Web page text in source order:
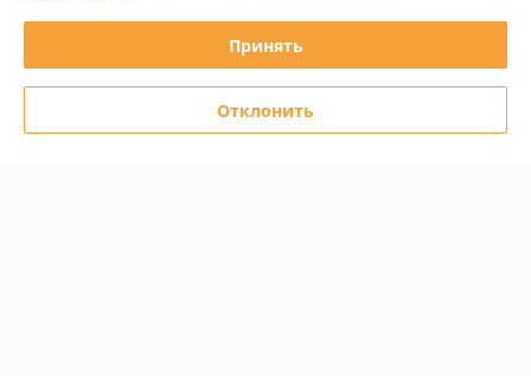
Решил оставить отзыв, т.к. осталось приятное впечатление от
обращения в организацию (отделение на ст. м. "Восток"). Обратился
2. Вежливый и компетентный консультант пояснил все варианты,
Принять
Отклонить